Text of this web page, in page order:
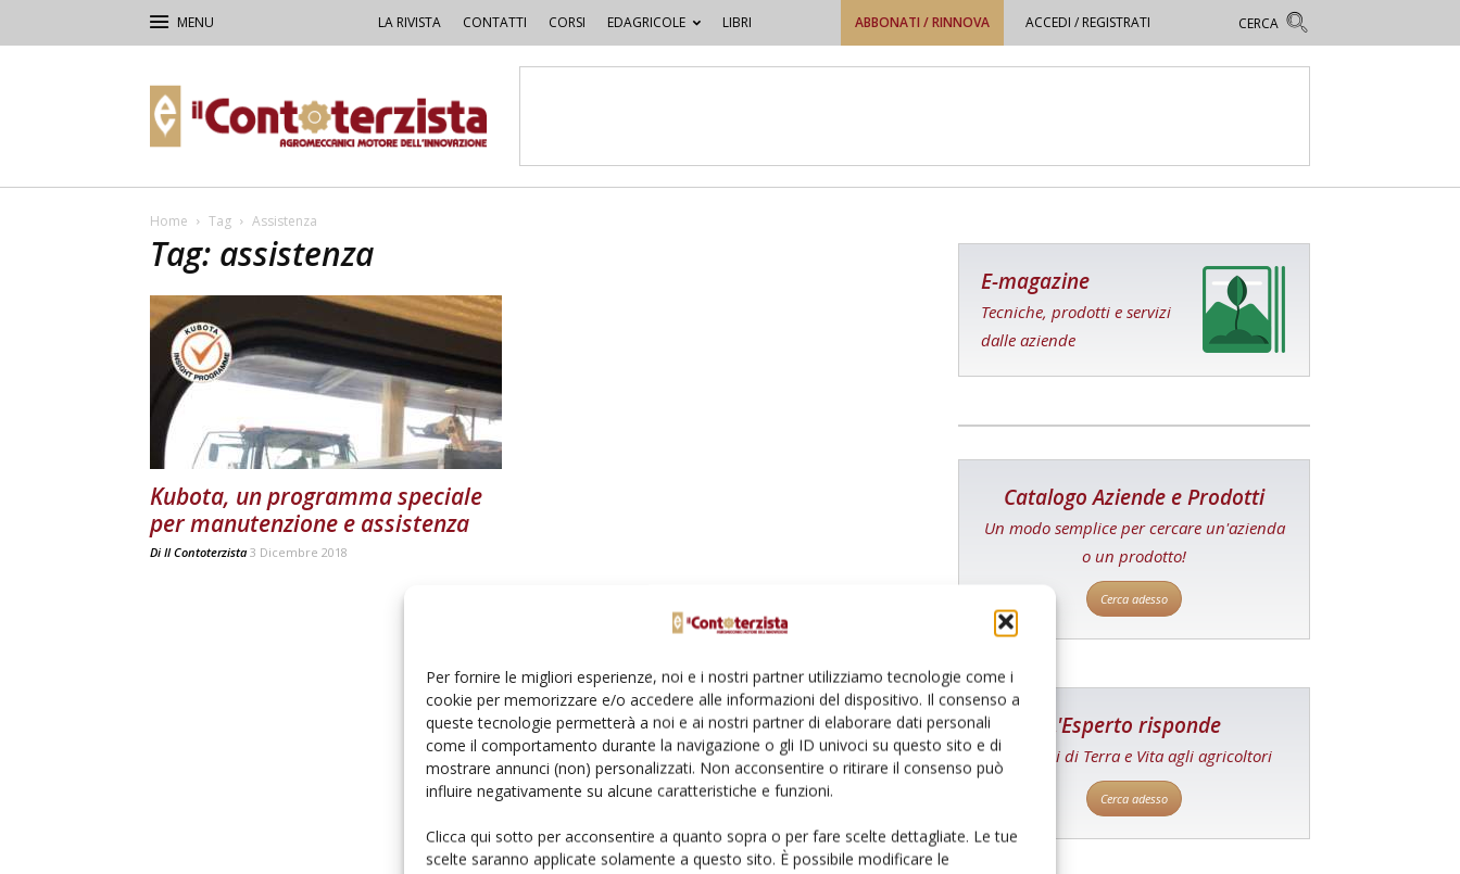
Per fornire le migliori esperienze, noi e i nostri partner utilizziamo tecnologie come i
cookie per memorizzare e/o accedere alle informazioni del dispositivo. Il consenso a
queste tecnologie permetterà a noi e ai nostri partner di elaborare dati personali
come il comportamento durante la navigazione o gli ID univoci su questo sito e di
mostrare annunci (non) personalizzati. Non acconsentire o ritirare il consenso può
influire negativamente su alcune caratteristiche e funzioni.
Clicca qui sotto per acconsentire a quanto sopra o per fare scelte dettagliate. Le tue
scelte saranno applicate solamente a questo sito. È possibile modificare le
LA RIVISTA CONTATTI CORSI EDAGRICOLE LIBRI ABBONATI / RINNOVA ACCEDI / REGISTRATI
Contoterzista
Home Tag Assistenza
Tag: assistenza
Kubota, un programma speciale
per manutenzione e assistenza
Di Il Contoterzista 3 Dicembre 2018
E-magazine
Tecniche, prodotti e servizi
dalle aziende
Catalogo Aziende e Prodotti
Un modo semplice per cercare un'azienda
o un prodotto!
Cerca adesso
L'Esperto risponde
I consigli di Terra e Vita agli agricoltori
Cerca adesso